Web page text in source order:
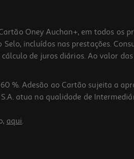
Oney Auchan+, em todos os
incluídos nas prestações.
de juros diários. Ao valor
%. Adesão ao Cartão sujeita a
atua na qualidade de
aqui.